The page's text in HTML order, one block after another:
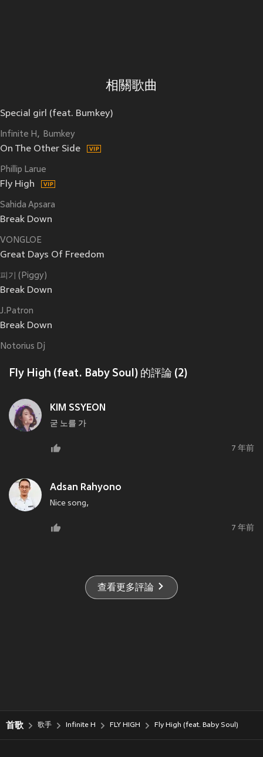
相關歌曲
Special girl (feat. Bumkey)
Infinite H Bumkey
On The Other Side
Phillip Larue
Fly High
Sahida Apsara
Break Down
VONGLOE
Great Days Of Freedom
피기 (Piggy)
Break Down
J.Patron
Break Down
Notorius Dj
Fly High (feat. Baby Soul) 的評論 (2)
KIM SSYEON
굳 노를 가
7 年前
Adsan Rahyono
Nice song,
7 年前
查看更多評論
首歌 歌手 Infinite H FLY HIGH Fly High (feat. Baby Soul)